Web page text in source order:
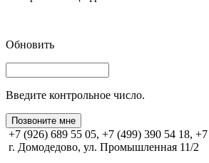
Обновить
Введите контрольное число.
Позвоните мне
+7 (926) 689 55 05, +7 (499) 390 54 18,
г. Домодедово, ул. Промышленная 11/2